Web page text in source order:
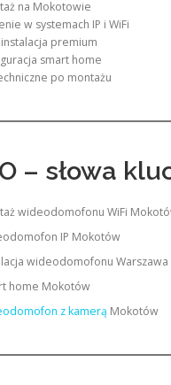
na Mokotowie
w systemach IP i WiFi
premium
smart home
po montażu
– słowa
wideodomofonu WiFi
IP Mokotów
wideodomofonu
home Mokotów
z kamerą Mokotów